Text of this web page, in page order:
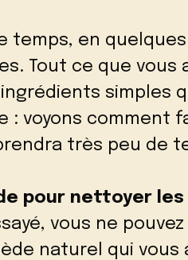
temps, en
Tout ce que vous
simples
: voyons comment
très peu de
pour nettoyer
vous ne
naturel qui vous